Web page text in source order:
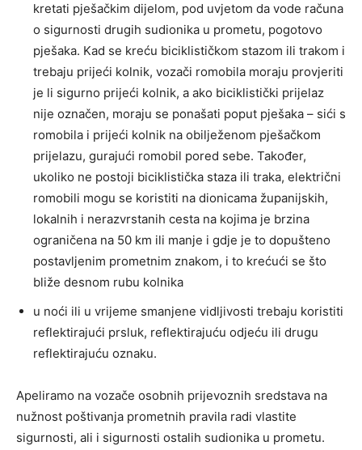
kretati pješačkim dijelom, pod uvjetom da vode računa
o sigurnosti drugih sudionika u prometu, pogotovo
pješaka. Kad se kreću biciklističkom stazom ili trakom i
trebaju prijeći kolnik, vozači romobila moraju provjeriti
je li sigurno prijeći kolnik, a ako biciklistički prijelaz
nije označen, moraju se ponašati poput pješaka – sići s
romobila i prijeći kolnik na obilježenom pješačkom
prijelazu, gurajući romobil pored sebe. Također,
ukoliko ne postoji biciklistička staza ili traka, električni
romobili mogu se koristiti na dionicama županijskih,
lokalnih i nerazvrstanih cesta na kojima je brzina
ograničena na 50 km ili manje i gdje je to dopušteno
postavljenim prometnim znakom, i to krećući se što
bliže desnom rubu kolnika
u noći ili u vrijeme smanjene vidljivosti trebaju koristiti
reflektirajući prsluk, reflektirajuću odjeću ili drugu
reflektirajuću oznaku.
Apeliramo na vozače osobnih prijevoznih sredstava na
nužnost poštivanja prometnih pravila radi vlastite
sigurnosti, ali i sigurnosti ostalih sudionika u prometu.